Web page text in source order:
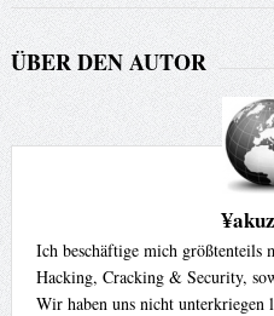
ÜBER DEN AUTOR
Ich beschäftige mich größtenteils
Hacking, Cracking & Security,
Wir haben uns nicht unterkriegen